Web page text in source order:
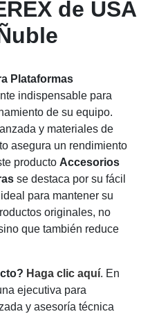
de USA
Plataformas
indispensable para
de su equipo.
y materiales de
asegura un rendimiento
producto Accesorios
se destaca por su fácil
para mantener su
originales, no
que también reduce
Haga clic aquí. En
ejecutiva para
y asesoría técnica